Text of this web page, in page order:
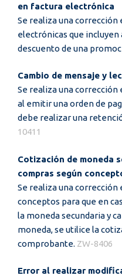
en factura electrónica
Se realiza una corrección
electrónicas que
descuento de una
Cambio de mensaje y
Se realiza una
al emitir una orden de
debe realizar una
10411
Cotización de moneda
compras según
Se realiza una corrección
conceptos para que en
la moneda secundaria y
moneda, se utilice la
comprobante. ZW-8406
Error al realizar